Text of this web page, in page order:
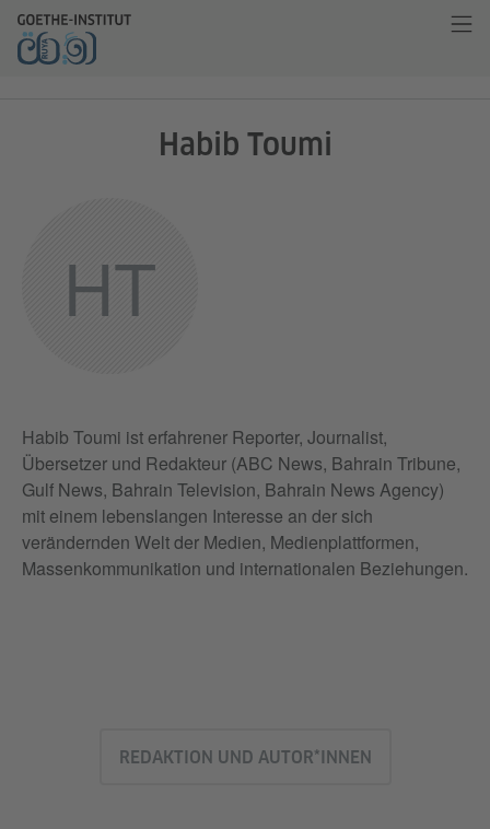
HT
Habib Toumi
Habib Toumi ist erfahrener Reporter, Journalist,
Übersetzer und Redakteur (ABC News, Bahrain Tribune,
Gulf News, Bahrain Television, Bahrain News Agency)
mit einem lebenslangen Interesse an der sich
verändernden Welt der Medien, Medienplattformen,
Massenkommunikation und internationalen Beziehungen.
REDAKTION UND AUTOR*INNEN